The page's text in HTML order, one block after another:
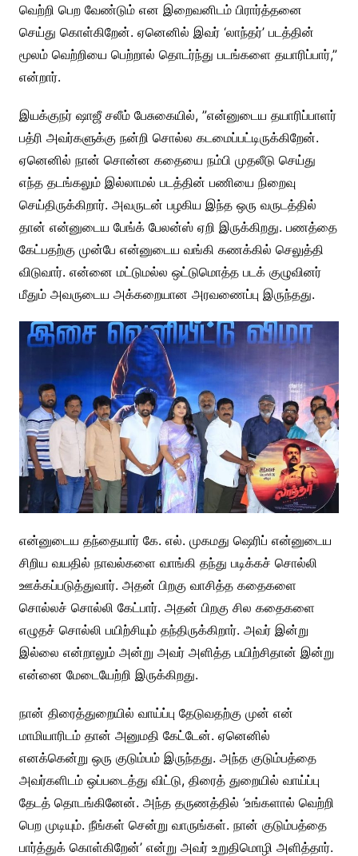
வெற்றி பெற வேண்டும் என இறைவனிடம் பிரார்த்தனை
செய்து கொள்கிறேன்.‌ ஏனெனில் இவர் ‘லாந்தர்’ படத்தின்
மூலம் வெற்றியை பெற்றால் தொடர்ந்து படங்களை தயாரிப்பார்,”
என்றார்.
இயக்குநர் ஷாஜீ சலீம் பேசுகையில், ”என்னுடைய தயாரிப்பாளர்
பத்ரி அவர்களுக்கு நன்றி சொல்ல கடமைப்பட்டிருக்கிறேன்.‌
ஏனெனில் நான் சொன்ன கதையை நம்பி முதலீடு செய்து
எந்த தடங்கலும் இல்லாமல் படத்தின் பணியை நிறைவு
செய்திருக்கிறார்.‌ அவருடன் பழகிய இந்த ஒரு வருடத்தில்
தான் என்னுடைய பேங்க் பேலன்ஸ் ஏறி இருக்கிறது.‌ பணத்தை
கேட்பதற்கு முன்பே என்னுடைய வங்கி கணக்கில் செலுத்தி
விடுவார். என்னை மட்டுமல்ல ஒட்டுமொத்த படக் குழுவினர்
மீதும் அவருடைய அக்கறையான அரவணைப்பு இருந்தது.‌
என்னுடைய தந்தையார் கே. எல். முகமது ஷெரிப் என்னுடைய
சிறிய வயதில் நாவல்களை வாங்கி தந்து படிக்கச் சொல்லி
ஊக்கப்படுத்துவார். அதன் பிறகு வாசித்த கதைகளை
சொல்லச் சொல்லி கேட்பார்.‌ அதன் பிறகு சில கதைகளை
எழுதச் சொல்லி பயிற்சியும் தந்திருக்கிறார். அவர் இன்று
இல்லை என்றாலும் அன்று அவர் அளித்த பயிற்சிதான் இன்று
என்னை மேடையேற்றி இருக்கிறது.
நான் திரைத்துறையில் வாய்ப்பு தேடுவதற்கு முன் என்
மாமியாரிடம் தான் அனுமதி கேட்டேன். ஏனெனில்
எனக்கென்று ஒரு குடும்பம் இருந்தது. அந்த குடும்பத்தை
அவர்களிடம் ஒப்படைத்து விட்டு, திரைத் துறையில் வாய்ப்பு
தேடத் தொடங்கினேன். அந்த தருணத்தில் ‘உங்களால் வெற்றி
பெற முடியும். நீங்கள் சென்று வாருங்கள். நான் குடும்பத்தை
பார்த்துக் கொள்கிறேன்’ என்று அவர் உறுதிமொழி அளித்தார்.